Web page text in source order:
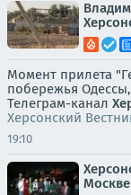
Момент прилета
побережья
Телеграм-канал
Херсонский
19:10